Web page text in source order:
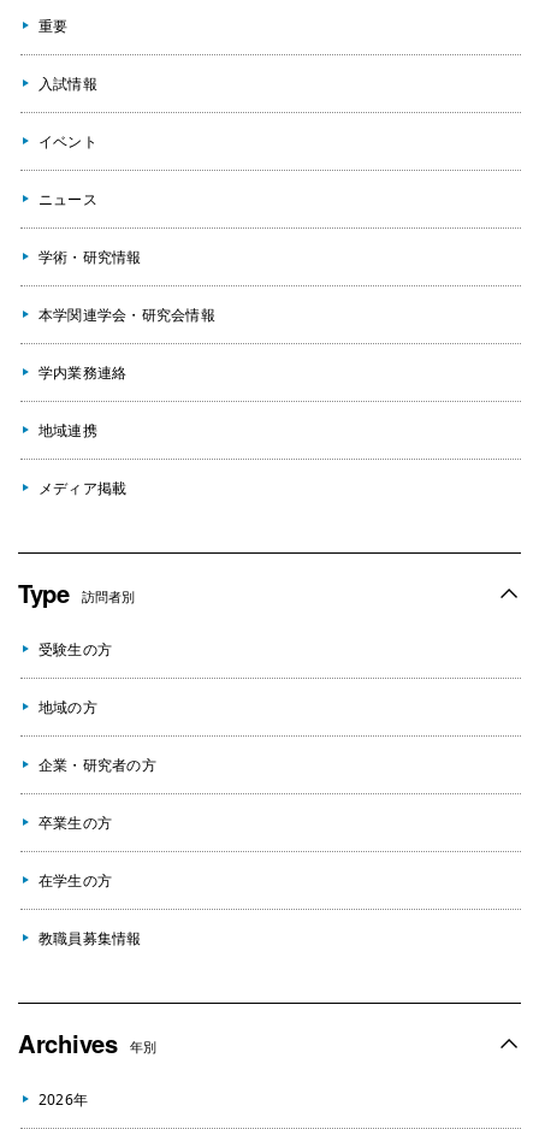
重要
入試情報
イベント
ニュース
学術・研究情報
本学関連学会・研究会情報
学内業務連絡
地域連携
メディア掲載
Type 訪問者別
受験生の方
地域の方
企業・研究者の方
卒業生の方
在学生の方
教職員募集情報
Archives 年別
2026年